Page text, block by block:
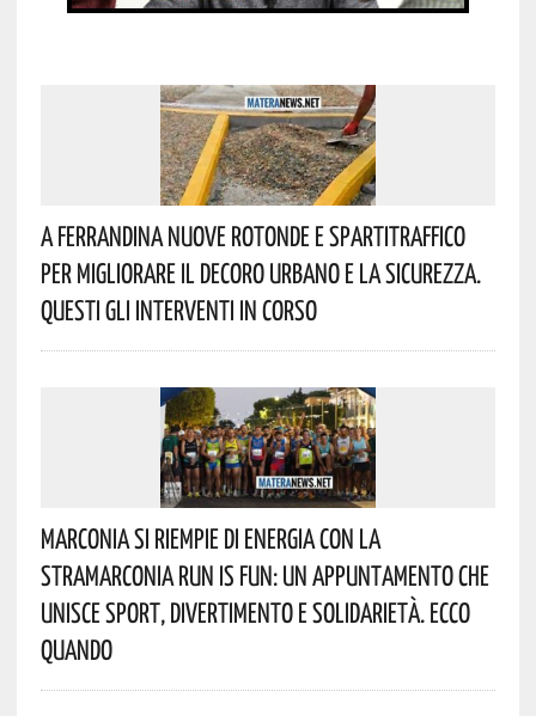
A Ferrandina Nuove Rotonde E Spartitraffico
Per Migliorare Il Decoro Urbano E La Sicurezza.
Questi Gli Interventi In Corso
Marconia Si Riempie Di Energia Con La
StraMarconia Run Is Fun: Un Appuntamento Che
Unisce Sport, Divertimento E Solidarietà. Ecco
Quando